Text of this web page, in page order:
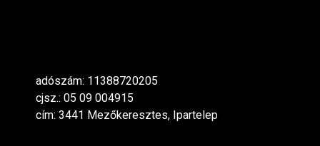
adószám: 11388720205
cjsz.: 05 09 004915
cím: 3441 Mezőkeresztes, Ipartelep